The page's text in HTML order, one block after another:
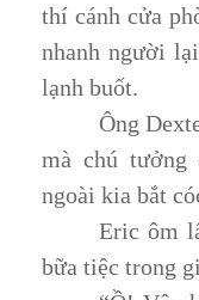
thí cánh cửa
nhanh người
lạnh buốt.
Ông
mà chú tưởng
ngoài kia bắt
Eric ôm
bữa tiệc trong